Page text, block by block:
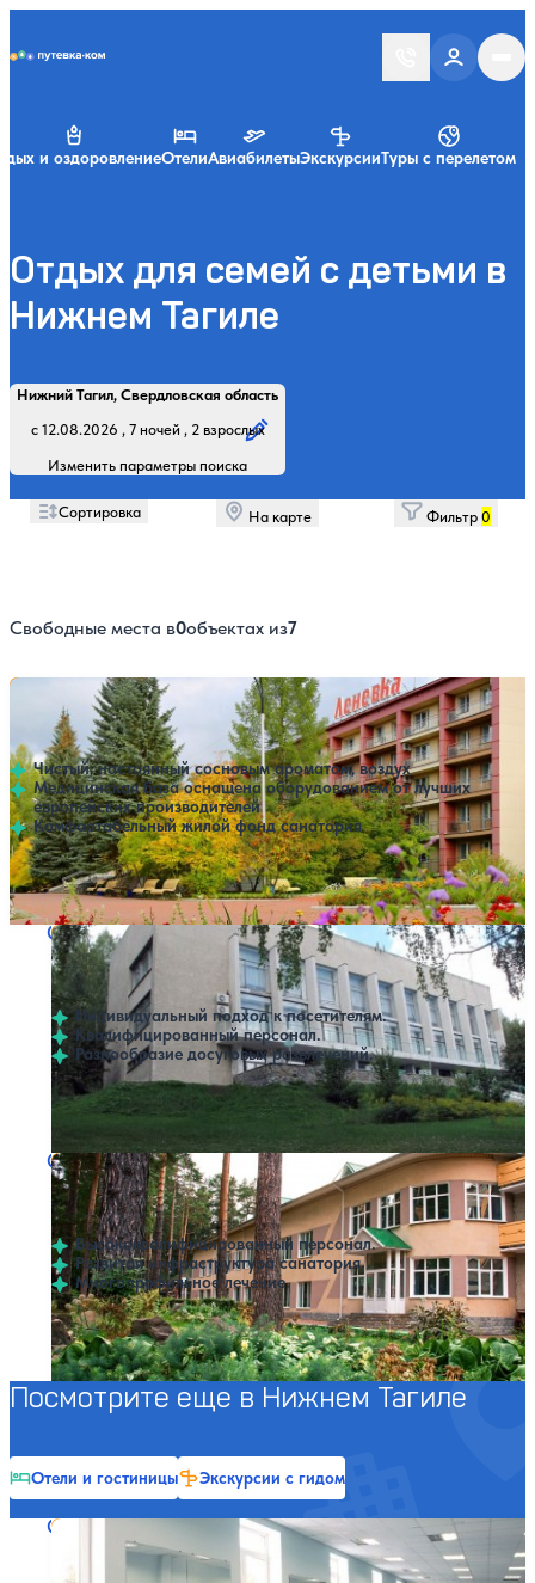
и оздоровлениеОтелиАвиабилетыЭкскурсииТуры с перелетом
Отдых для семей с детьми в
Нижнем Тагиле
Нижний Тагил, Свердловская область
с 12.08.2026 , 7 ночей , 2 взрослых
Изменить параметры поиска
Регион, курорт или название
Профиль лечения:
Отдыхающие:
Дата заезда:
Кол-во ночей:
Найти
Сортировка На карте Фильтр0
Свободные места в0объектах из7
Санаторий Леневка
192 отзыва
Нижний Тагил
Чистый, настоянный сосновым ароматом, воздух
Медицинская база оснащена оборудованием от лучших
европейских производителей
Комфортабельный жилой фонд санатория
Профилей лечения:5 Крытый бассейн SPA
Нет цен или свободных мест на выбранные даты
Выбрать другой вариант
Санаторий Зеленый мыс
4.513 отзывов
Нижний Тагил
Индивидуальный подход к посетителям.
Квалифицированный персонал.
Разнообразие досуговых развлечений.
Профилей лечения: Крытый бассейн SPA
Нет цен или свободных мест на выбранные даты
Выбрать другой вариант
Санаторий Ключики
4.1 15 отзывов
Нижний Тагил
Высококвалифицированный персонал.
Развитая инфраструктура санатория.
Многопрофильное лечение.
Профилей лечения:4 Крытый бассейн SPA
Нет цен или свободных мест на выбранные даты
Выбрать другой вариант
Посмотрите еще в Нижнем Тагиле
Отели и гостиницы Экскурсии с гидом
Санаторий Пихтовые горы
3.6 7 отзывов Нижний Тагил
Нет цен или свободных мест на выбранные даты
Выбрать другой вариант